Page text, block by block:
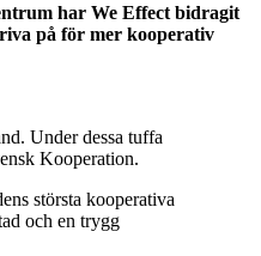
har We Effect bidragit
på för mer kooperativ
Under dessa tuffa
Kooperation.
största kooperativa
och en trygg